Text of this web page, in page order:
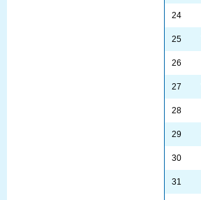
24
25
26
27
28
29
30
31